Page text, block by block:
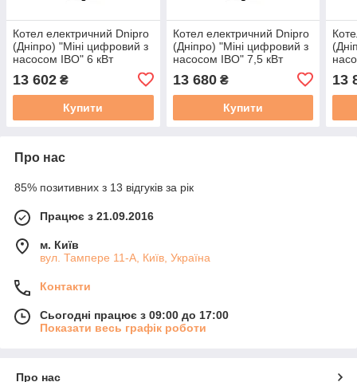
Котел електричний Dnipro
(Дніпро) "Міні цифровий з
насосом IBO" 6 кВт
13 602 ₴
Купити
Котел електричний Dnipro
(Дніпро) "Міні цифровий з
насосом IBO" 7,5 кВт
13 680₴
Купити
13
Про нас
85% позитивних з 13 відгуків за рік
Працює з 21.09.2016
м. Київ
вул. Тампере 11-А, Київ, Україна
Контакти
Сьогодні працює з 09:00 до 17:00
Показати весь графік роботи
Про нас